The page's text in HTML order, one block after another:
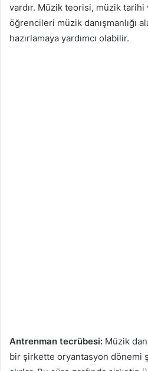
vardır. Müzik teorisi, müzik
öğrencileri müzik danışmanlığı
hazırlamaya yardımcı olabilir.
Antrenman tecrübesi: Müzik
bir şirkette oryantasyon dönemi